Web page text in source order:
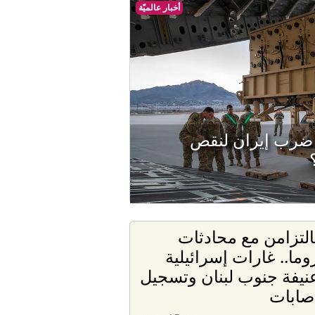
أخبار عالميّة
إيران لنقص
مع محادثات
غارات إسرائيلية
جنوب لبنان وتسجيل